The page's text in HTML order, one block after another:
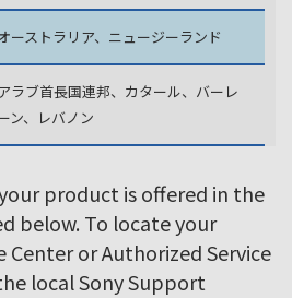
ーストラリア、ニュージーランド
ラブ首長国連邦、カタール、バーレ
ン、レバノン
product is offered in the
below. To locate your
Center or Authorized Service
local Sony Support